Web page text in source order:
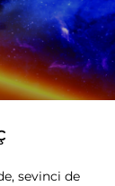
sevinci de